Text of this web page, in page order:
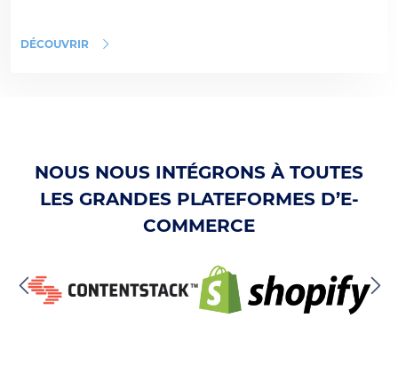
DÉCOUVRIR
NOUS NOUS INTÉGRONS À TOUTES
LES GRANDES PLATEFORMES D’E-
COMMERCE